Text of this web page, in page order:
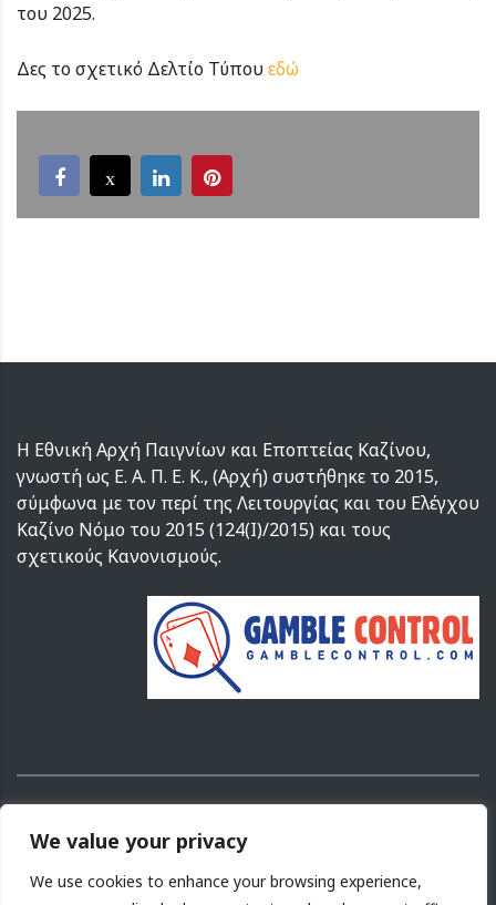
We value your privacy
We use cookies to enhance your browsing experience,
του 2025.
Δες το σχετικό Δελτίο Τύπου εδώ
Η Εθνική Αρχή Παιγνίων και Εποπτείας Καζίνου,
γνωστή ως Ε. Α. Π. Ε. Κ., (Αρχή) συστήθηκε το 2015,
σύμφωνα με τον περί της Λειτουργίας και του Ελέγχου
Καζίνο Νόμο του 2015 (124(I)/2015) και τους
σχετικούς Κανονισμούς.
Αρχή Παιγνίων και Εποπτείας Καζίνου Κύπρου.
Σχεδιασμός και ΑνάπτυξηNETinfo PLC